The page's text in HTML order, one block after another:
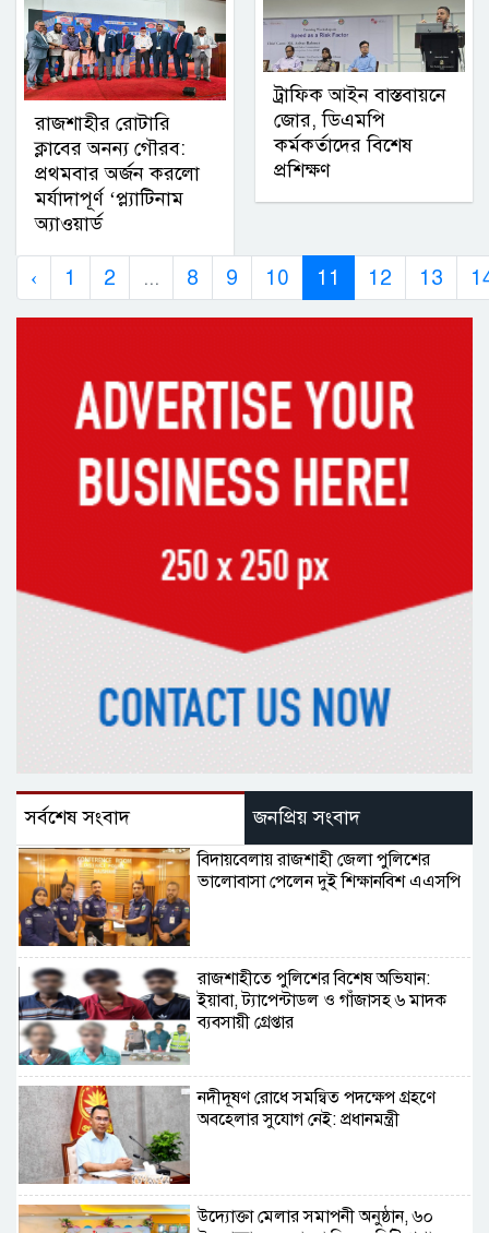
রাজশাহীর রোটারি
ক্লাবের অনন্য গৌরব:
প্রথমবার অর্জন করলো
মর্যাদাপূর্ণ ‘প্ল্যাটিনাম
অ্যাওয়ার্ড
ট্রাফিক আইন বাস্তবায়নে
জোর, ডিএমপি
কর্মকর্তাদের বিশেষ
প্রশিক্ষণ
‹ 1 2 ... 8 9 10 11 12 13
সর্বশেষ সংবাদ জনপ্রিয় সংবাদ
বিদায়বেলায় রাজশাহী জেলা পুলিশের
ভালোবাসা পেলেন দুই শিক্ষানবিশ এএসপি
রাজশাহীতে পুলিশের বিশেষ অভিযান:
ইয়াবা, ট্যাপেন্টাডল ও গাঁজাসহ ৬ মাদক
ব্যবসায়ী গ্রেপ্তার
নদীদূষণ রোধে সমন্বিত পদক্ষেপ গ্রহণে
অবহেলার সুযোগ নেই: প্রধানমন্ত্রী
উদ্যোক্তা মেলার সমাপনী অনুষ্ঠান, ৬০